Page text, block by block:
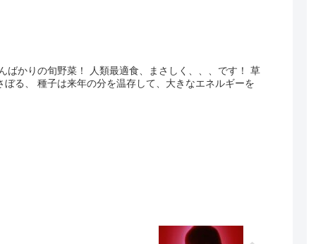
ばかりの旬野菜！ 人類最適食、まさしく、、、です！ 草
る、 種子は来年の分を温存して、大きなエネルギーを